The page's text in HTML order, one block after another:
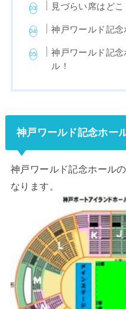
見づらい席はどこ
神戸ワールド記
神戸ワールド記
ル！
神戸ワールド記念ホー
神戸ワールド記念ホール
なります。